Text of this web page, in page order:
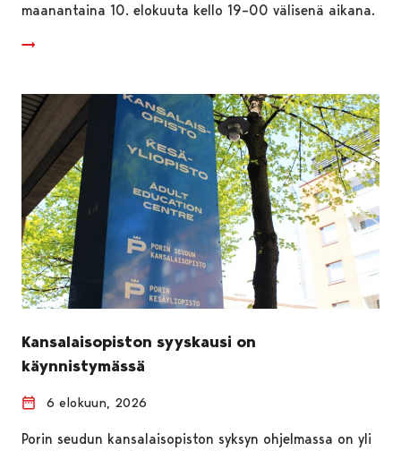
maanantaina 10. elokuuta kello 19–00 välisenä aikana.
Kansalaisopiston syyskausi on
käynnistymässä
6 elokuun, 2026
Porin seudun kansalaisopiston syksyn ohjelmassa on yli